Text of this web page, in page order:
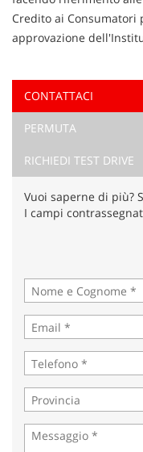
Ho letto e accetto
Acconsento al
Credito ai Consumatori
approvazione
CONTATTACI
PERMUTA
RICHIEDI TEST DRIVE
Vuoi saperne di più?
I campi